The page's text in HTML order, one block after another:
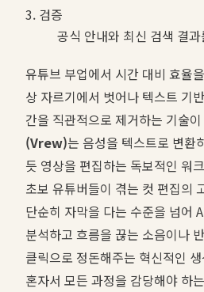
3. 검증
공식 안내와 최신 검색 결
유튜브 부업에서 시간 대비 효율
상 자르기에서 벗어나 텍스트 기
간을 직관적으로 제거하는 기술
(Vrew)는 음성을 텍스트로 변환
듯 영상을 편집하는 독보적인 워
초보 유튜버들이 겪는 컷 편집의
단순히 자막을 다는 수준을 넘어
분석하고 흐름을 끊는 소음이나
클릭으로 정돈해주는 혁신적인
혼자서 모든 과정을 감당해야 하